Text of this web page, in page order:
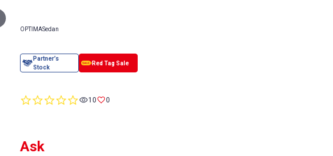
OPTIMASedan
0.010 0
Ask